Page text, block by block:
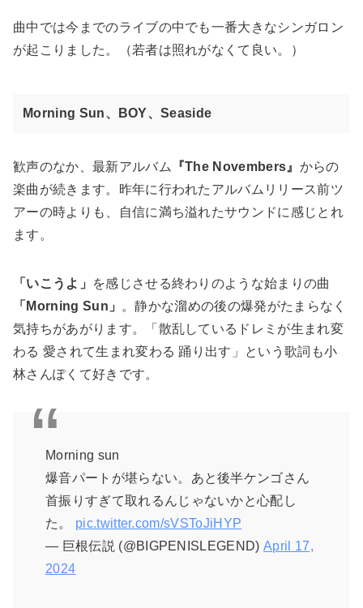
曲中では今までのライブの中でも一番大きなシンガロン
が起こりました。（若者は照れがなくて良い。）
Morning Sun、BOY、Seaside
歓声のなか、最新アルバム 『The Novembers』 からの
楽曲が続きます。昨年に行われたアルバムリリース前ツ
アーの時よりも、自信に満ち溢れたサウンドに感じとれ
ます。
「いこうよ」
を感じさせる終わりのような始まりの曲
「Morning Sun」
。静かな溜めの後の爆発がたまらなく
気持ちがあがります。「散乱しているドレミが生まれ変
わる 愛されて生まれ変わる 踊り出す」という歌詞も小
林さんぽくて好きです。
Morning sun
爆音パートが堪らない。あと後半ケンゴさん
首振りすぎて取れるんじゃないかと心配し
た。 pic.twitter.com/sVSToJiHYP
— 巨根伝説 (@BIGPENISLEGEND)April 17,
2024